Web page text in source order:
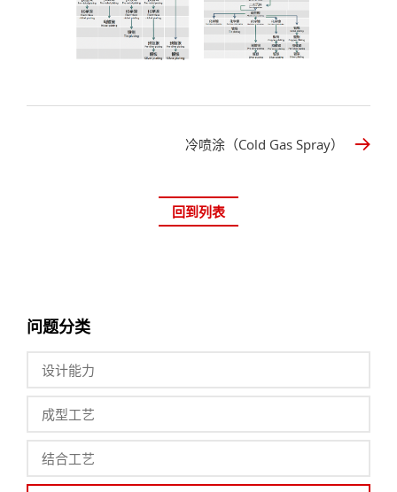
冷喷涂（Cold Gas Spray）
回到列表
问题分类
设计能力
成型工艺
结合工艺